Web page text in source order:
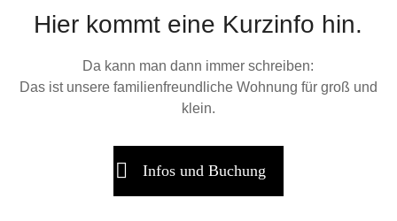
Hier kommt eine Kurzinfo hin.
Da kann man dann immer schreiben:
Das ist unsere familienfreundliche Wohnung für groß und
klein.
Infos und Buchung